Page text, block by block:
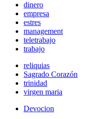
dinero
empresa
estres
management
teletrabajo
trabajo
reliquias
Sagrado Corazón
trinidad
virgen maria
Devocion